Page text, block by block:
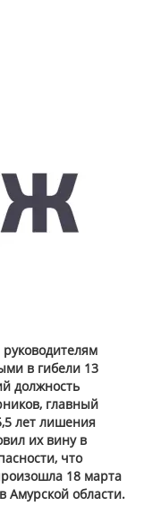
в гибели 13
должность
главный
лет лишения
их вину в
что
18 марта
Амурской области.